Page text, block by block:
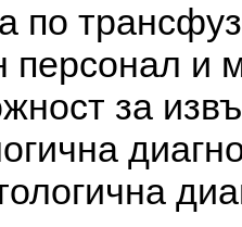
по
персонал и
за